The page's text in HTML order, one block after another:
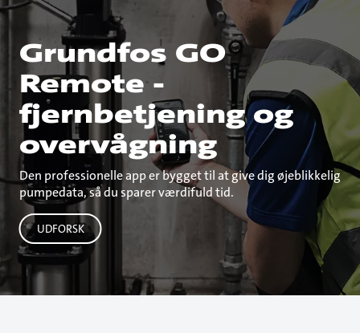
Grundfos GO
Remote -
fjernbetjening og
overvågning
Den professionelle app er bygget til at give dig øjeblikkelig
pumpedata, så du sparer værdifuld tid.
UDFORSK